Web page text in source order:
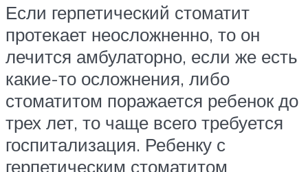
Если герпетический стоматит
протекает неосложненно, то он
лечится амбулаторно, если же есть
какие-то осложнения, либо
стоматитом поражается ребенок до
трех лет, то чаще всего требуется
госпитализация. Ребенку с
герпетическим стоматитом